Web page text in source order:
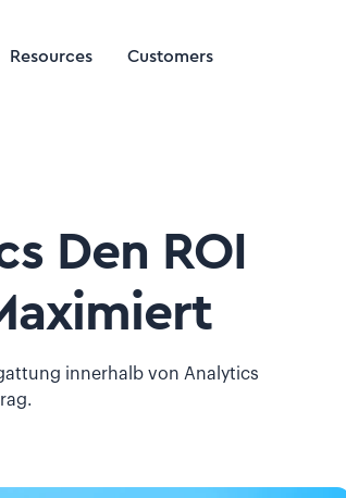
Resources Customers
Den ROI
innerhalb von Analytics